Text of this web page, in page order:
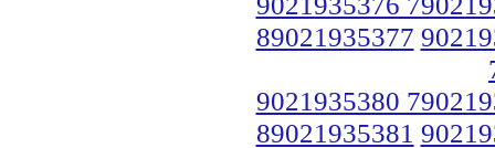
89021935377
9021935380
89021935381